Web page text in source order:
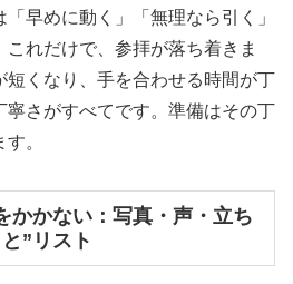
早めに動く」「無理なら引く」
れだけで、参拝が落ち着きま
短くなり、手を合わせる時間が丁
寧さがすべてです。準備はその丁
。
かかない：写真・声・立ち
”リスト